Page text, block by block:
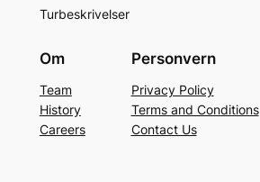
Turbeskrivelser
Om
Team
History
Careers
Personvern
Privacy Policy
Terms and Conditions
Contact Us